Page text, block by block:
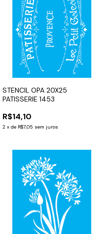
STENCIL OPA 20X25
PATISSERIE 1453
R$14,10
2 x de R$7,05 sem juros